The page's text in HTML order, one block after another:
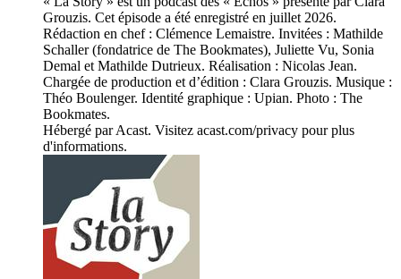
Grouzis. Cet épisode a été enregistré en juillet 2026.
Rédaction en chef : Clémence Lemaistre. Invitées : Mathilde
Schaller (fondatrice de The Bookmates), Juliette Vu, Sonia
Demal et Mathilde Dutrieux. Réalisation : Nicolas Jean.
Chargée de production et d’édition : Clara Grouzis. Musique :
Théo Boulenger. Identité graphique : Upian. Photo : The
Bookmates.
Hébergé par Acast. Visitez acast.com/privacy pour plus
d'informations.